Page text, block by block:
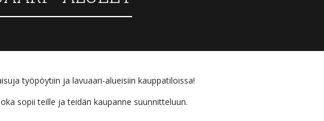
työpöytiin ja lavuaari-alueisiin kauppatiloissa!
sopii teille ja teidän kaupanne suunnitteluun.